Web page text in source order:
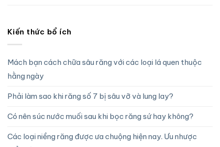
Kiến thức bổ ích
Mách bạn cách chữa sâu răng với các loại lá quen thuộc
hằng ngày
Phải làm sao khi răng số 7 bị sâu vỡ và lung lay?
Có nên súc nước muối sau khi bọc răng sứ hay không?
Các loại niềng răng được ưa chuộng hiện nay. Ưu nhược